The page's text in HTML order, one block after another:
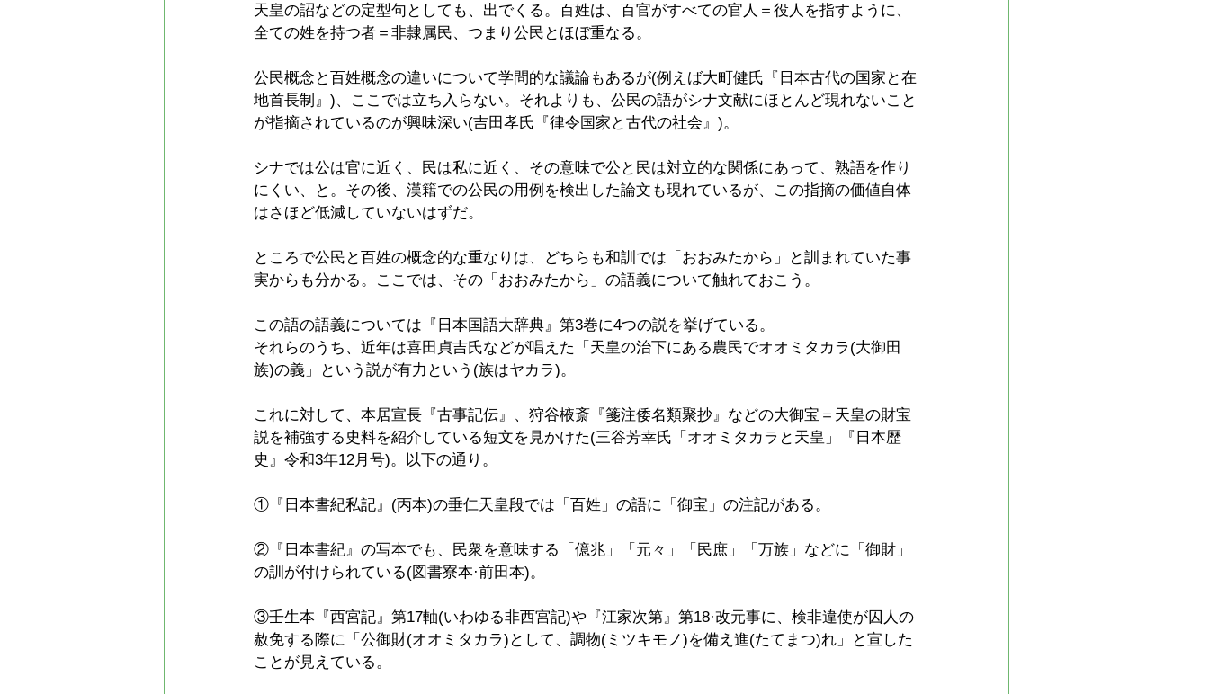
天皇の詔などの定型句としても、出でくる。百姓は、百官がすべての官人＝役人を指すように、
全ての姓を持つ者＝非隷属民、つまり公民とほぼ重なる。
公民概念と百姓概念の違いについて学問的な議論もあるが(例えば大町健氏『日本古代の国家と在
地首長制』)、ここでは立ち入らない。それよりも、公民の語がシナ文献にほとんど現れないこと
が指摘されているのが興味深い(吉田孝氏『律令国家と古代の社会』)。
シナでは公は官に近く、民は私に近く、その意味で公と民は対立的な関係にあって、熟語を作り
にくい、と。その後、漢籍での公民の用例を検出した論文も現れているが、この指摘の価値自体
はさほど低減していないはずだ。
ところで公民と百姓の概念的な重なりは、どちらも和訓では「おおみたから」と訓まれていた事
実からも分かる。ここでは、その「おおみたから」の語義について触れておこう。
この語の語義については『日本国語大辞典』第3巻に4つの説を挙げている。
それらのうち、近年は喜田貞吉氏などが唱えた「天皇の治下にある農民でオオミタカラ(大御田
族)の義」という説が有力という(族はヤカラ)。
これに対して、本居宣長『古事記伝』、狩谷棭斎『箋注倭名類聚抄』などの大御宝＝天皇の財宝
説を補強する史料を紹介している短文を見かけた(三谷芳幸氏「オオミタカラと天皇」『日本歴
史』令和3年12月号)。以下の通り。
①『日本書紀私記』(丙本)の垂仁天皇段では「百姓」の語に「御宝」の注記がある。
②『日本書紀』の写本でも、民衆を意味する「億兆」「元々」「民庶」「万族」などに「御財」
の訓が付けられている(図書寮本·前田本)。
③壬生本『西宮記』第17軸(いわゆる非西宮記)や『江家次第』第18·改元事に、検非違使が囚人の
赦免する際に「公御財(オオミタカラ)として、調物(ミツキモノ)を備え進(たてまつ)れ」と宣した
ことが見えている。